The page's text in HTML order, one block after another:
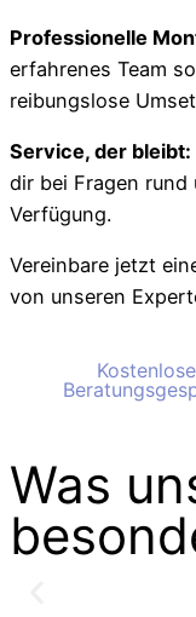
Professionelle
erfahrenes Team
reibungslose
Service, der bleibt:
dir bei Fragen rund
Verfügung.
Vereinbare jetzt
von unseren
Was